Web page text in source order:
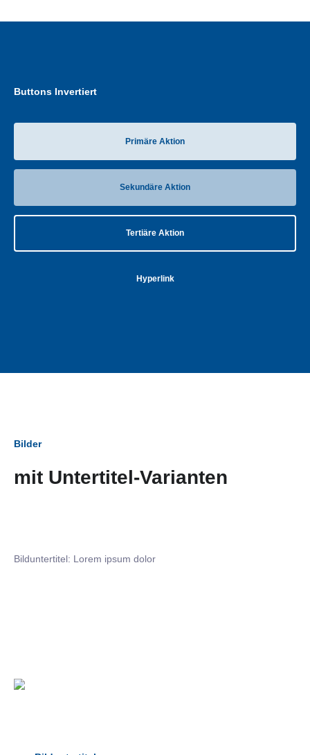
Buttons Invertiert
Primäre Aktion
Sekundäre Aktion
Tertiäre Aktion
Hyperlink
Bilder
mit Untertitel-Varianten
Bilduntertitel: Lorem ipsum dolor